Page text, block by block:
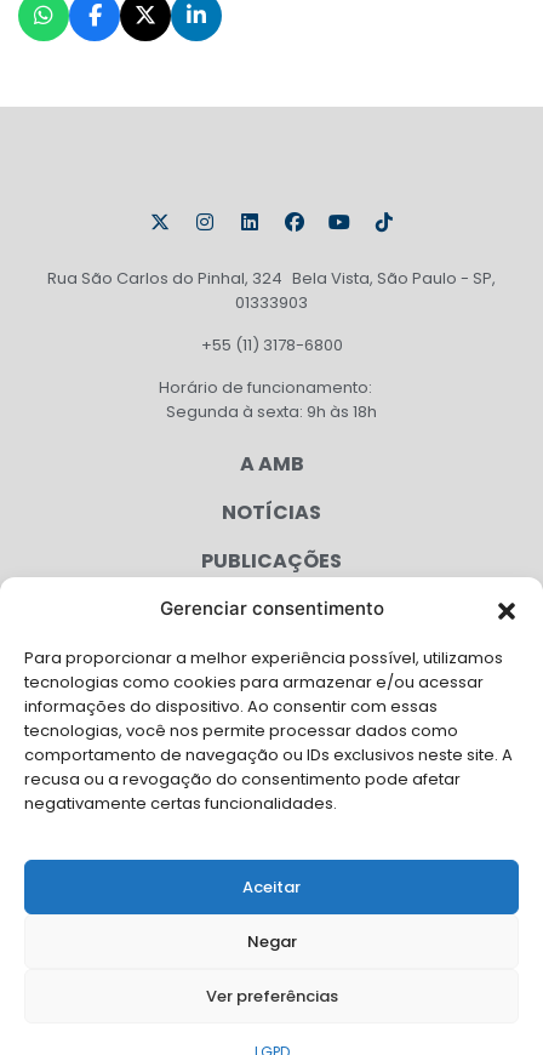
Gerenciar consentimento
Para proporcionar a melhor experiência possível, utilizamos
tecnologias como cookies para armazenar e/ou acessar
informações do dispositivo. Ao consentir com essas
tecnologias, você nos permite processar dados como
comportamento de navegação ou IDs exclusivos neste site. A
recusa ou a revogação do consentimento pode afetar
negativamente certas funcionalidades.
Aceitar
Negar
Ver preferências
Rua São Carlos do Pinhal, 324 Bela Vista, São Paulo - SP,
01333903
+55 (11) 3178-6800
Horário de funcionamento:
Segunda à sexta: 9h às 18h
A AMB
NOTÍCIAS
PUBLICAÇÕES
CONGRESSO
AGENDA
CAMPANHAS
SERVIÇOS
FILIADAS
FALE CONOSCO
Solicite Apoio Institucional da AMB para o seu evento